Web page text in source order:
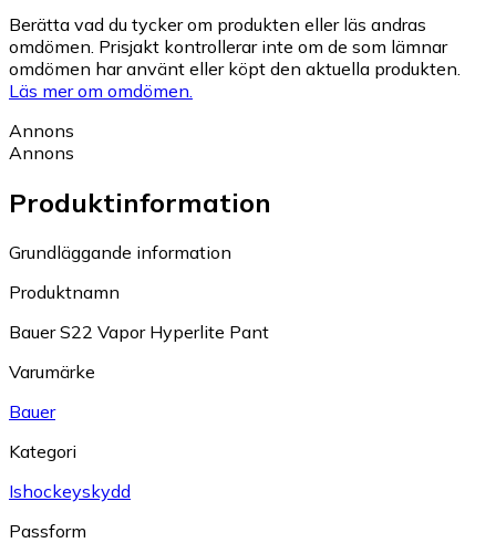
Berätta vad du tycker om produkten eller läs andras
omdömen. Prisjakt kontrollerar inte om de som lämnar
omdömen har använt eller köpt den aktuella produkten.
Läs mer om omdömen.
Annons
Annons
Produktinformation
Grundläggande information
Produktnamn
Bauer S22 Vapor Hyperlite Pant
Varumärke
Bauer
Kategori
Ishockeyskydd
Passform